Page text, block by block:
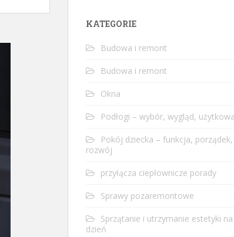
KATEGORIE
Budowa i remont
Budowa i remont
Okna
Podłogi – wybór, wygląd,
Pokój dziecka – funkcja, porządek,
rozwój
przyłącza ciepłownicze porady
Sprawy pozaremontowe
Sprzątanie i utrzymanie estetyki
dzień